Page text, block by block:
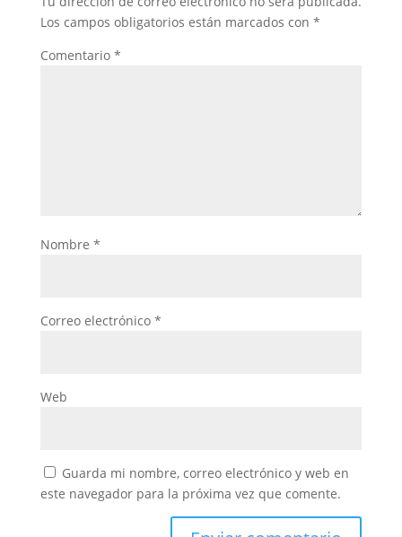
Los campos obligatorios están marcados con *
Comentario *
Nombre *
Correo electrónico *
Web
Guarda mi nombre, correo electrónico y web en
este navegador para la próxima vez que comente.